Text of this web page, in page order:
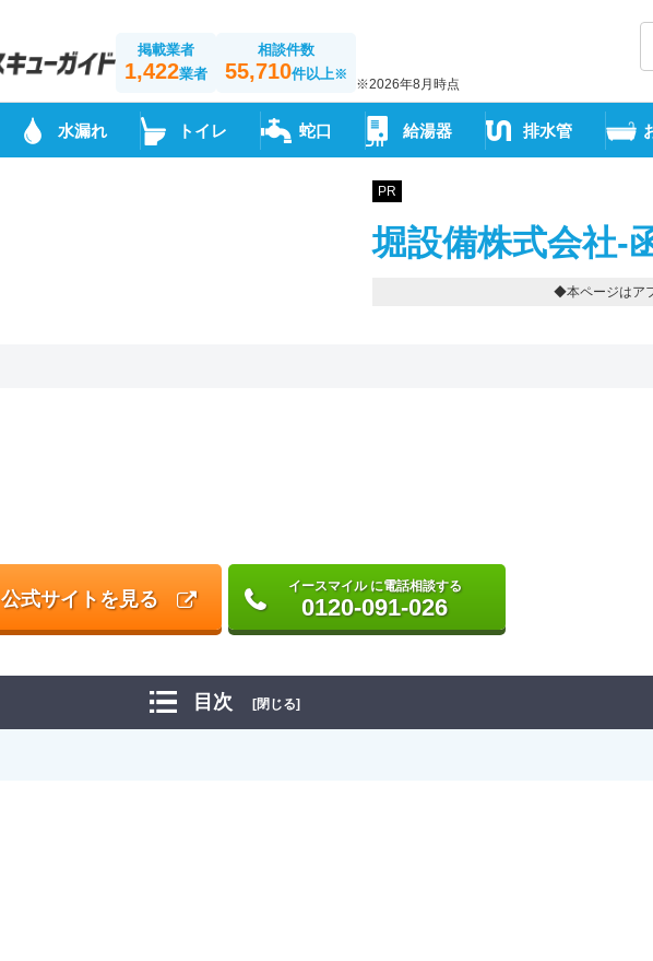
掲載業者
1,422業者
相談件数
55,710件以上※
※2026年8月時点
水漏れ トイレ 蛇口 給湯器 排水管
PR
堀設備株式会社-
◆本ページはア
公式サイトを見る
イースマイル に電話相談する
0120-091-026
目次 [閉じる]